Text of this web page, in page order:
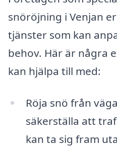
snöröjning i Venjan
tjänster som kan
behov. Här är några
kan hjälpa till med:
Röja snö från
säkerställa att
kan ta sig fram